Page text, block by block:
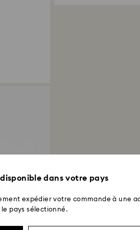
dans votre pays
expédier votre commande à une
le pays sélectionné.